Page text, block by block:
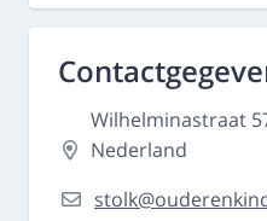
Wilhelminastraat
Nederland